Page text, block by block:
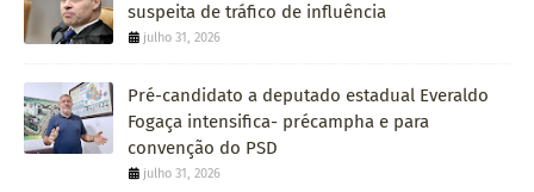
suspeita de tráfico de influência
julho 31, 2026
Pré-candidato a deputado estadual Everaldo
Fogaça intensifica- précampha e para
convenção do PSD
julho 31, 2026